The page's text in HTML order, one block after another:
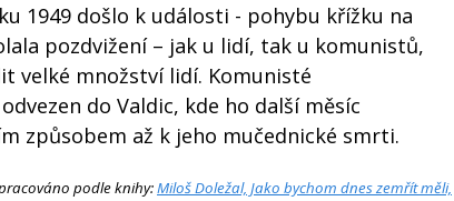
1949 došlo k události - pohybu křížku na
pozdvižení – jak u lidí, tak u komunistů,
velké množství lidí. Komunisté
do Valdic, kde ho další měsíc
způsobem až k jeho mučednické smrti.
podle knihy:Miloš Doležal, Jako bychom dnes zemřít měli,